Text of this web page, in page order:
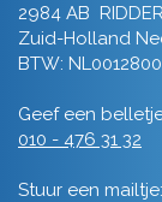
2984 AB
Zuid-Holland
BTW:
Geef een
010 - 476 31 32
Stuur een mailtje: